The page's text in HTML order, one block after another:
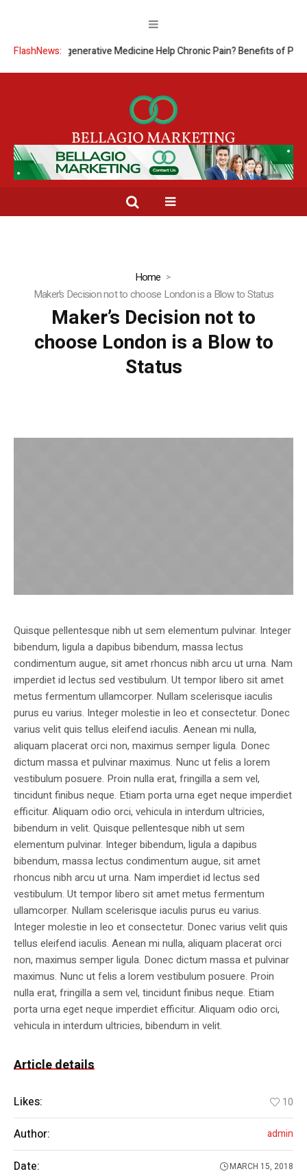
FlashNews:
Can Regenerative Medicine Help Chronic Pain? Benefits of PRP
Home
Maker’s Decision not to choose London is a Blow to Status
Maker’s Decision not to
choose London is a Blow to
Status
Quisque pellentesque nibh ut sem elementum pulvinar. Integer
bibendum, ligula a dapibus bibendum, massa lectus
condimentum augue, sit amet rhoncus nibh arcu ut urna. Nam
imperdiet id lectus sed vestibulum. Ut tempor libero sit amet
metus fermentum ullamcorper. Nullam scelerisque iaculis
purus eu varius. Integer molestie in leo et consectetur. Donec
varius velit quis tellus eleifend iaculis. Aenean mi nulla,
aliquam placerat orci non, maximus semper ligula. Donec
dictum massa et pulvinar maximus. Nunc ut felis a lorem
vestibulum posuere. Proin nulla erat, fringilla a sem vel,
tincidunt finibus neque. Etiam porta urna eget neque imperdiet
efficitur. Aliquam odio orci, vehicula in interdum ultricies,
bibendum in velit. Quisque pellentesque nibh ut sem
elementum pulvinar. Integer bibendum, ligula a dapibus
bibendum, massa lectus condimentum augue, sit amet
rhoncus nibh arcu ut urna. Nam imperdiet id lectus sed
vestibulum. Ut tempor libero sit amet metus fermentum
ullamcorper. Nullam scelerisque iaculis purus eu varius.
Integer molestie in leo et consectetur. Donec varius velit quis
tellus eleifend iaculis. Aenean mi nulla, aliquam placerat orci
non, maximus semper ligula. Donec dictum massa et pulvinar
maximus. Nunc ut felis a lorem vestibulum posuere. Proin
nulla erat, fringilla a sem vel, tincidunt finibus neque. Etiam
porta urna eget neque imperdiet efficitur. Aliquam odio orci,
vehicula in interdum ultricies, bibendum in velit.
Article details
Likes: 10
Author: admin
Date: MARCH 15, 2018